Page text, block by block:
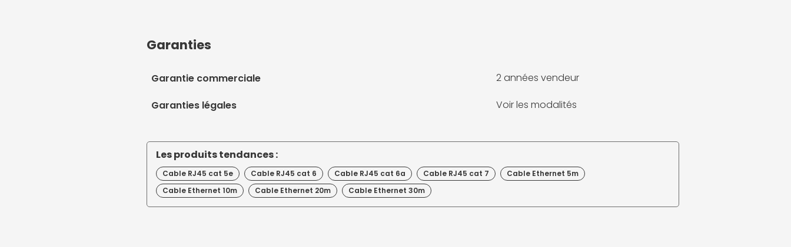
Garanties
Garantie commerciale 2 années vendeur
Garanties légales Voir les modalités
Les produits tendances :
Cable RJ45 cat 5e Cable RJ45 cat 6 Cable RJ45 cat 6a Cable RJ45 cat 7
Cable Ethernet 5m
Cable Ethernet 10m
Cable Ethernet 20m Cable Ethernet 30m